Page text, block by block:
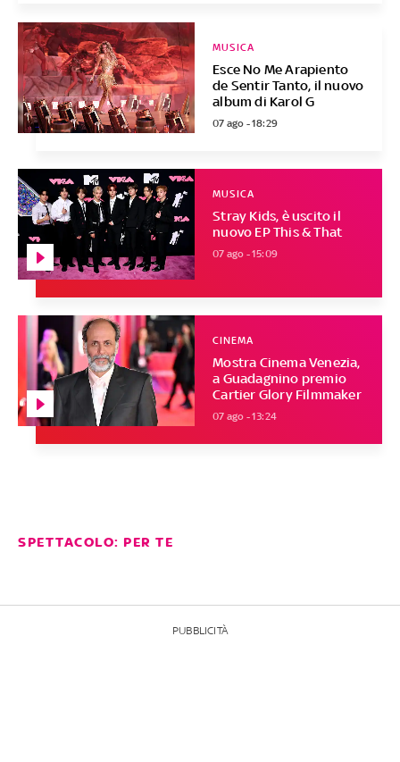
Esce No Me Arapiento
de Sentir Tanto, il nuovo
album di Karol G
MUSICA
07 ago - 18:29
Stray Kids, è uscito il
nuovo EP This & That
MUSICA
07 ago - 15:09
Mostra Cinema Venezia,
a Guadagnino premio
Cartier Glory Filmmaker
CINEMA
07 ago - 13:24
SPETTACOLO: PER TE
PUBBLICITÀ